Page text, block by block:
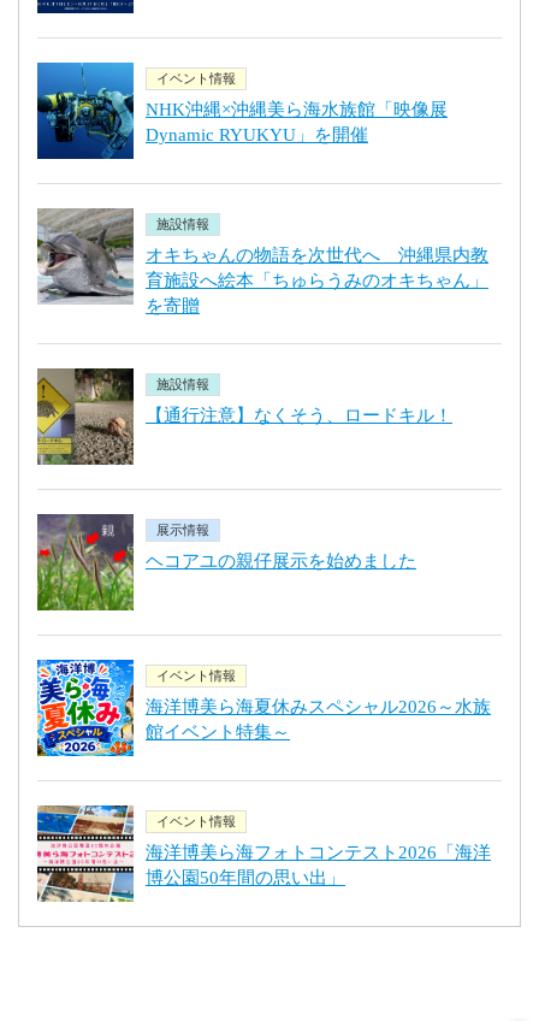
イベント情報
NHK沖縄×沖縄美ら海水族館「映像展
Dynamic RYUKYU」を開催
施設情報
オキちゃんの物語を次世代へ 沖縄県内教
育施設へ絵本「ちゅらうみのオキちゃん」
を寄贈
施設情報
【通行注意】なくそう、ロードキル！
展示情報
ヘコアユの親仔展示を始めました
イベント情報
海洋博美ら海夏休みスペシャル2026～水族
館イベント特集～
イベント情報
海洋博美ら海フォトコンテスト2026「海洋
博公園50年間の思い出」